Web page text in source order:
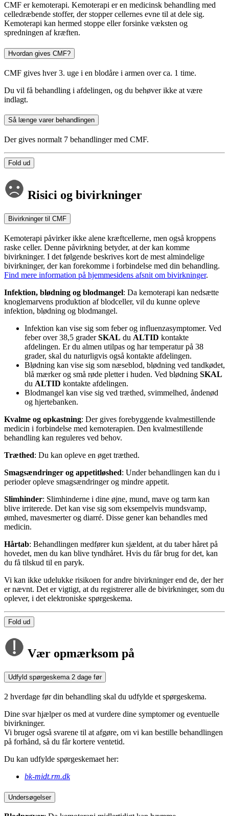
CMF er kemoterapi. Kemoterapi er en medicinsk behandling med
celledræbende stoffer, der stopper cellernes evne til at dele sig.
Kemoterapi kan hermed stoppe eller forsinke væksten og
spredningen af kræften.
Hvordan gives CMF?
CMF gives hver 3. uge i en blodåre i armen over ca. 1 time.
Du vil få behandling i afdelingen, og du behøver ikke at være
indlagt.
Så længe varer behandlingen
Der gives normalt 7 behandlinger med CMF.
Fold ud
Risici og bivirkninger
Bivirkninger til CMF
Kemoterapi påvirker ikke alene kræftcellerne, men også kroppens
raske celler. Denne påvirkning betyder, at der kan komme
bivirkninger. I det følgende beskrives kort de mest almindelige
bivirkninger, der kan forekomme i forbindelse med din behandling.
Find mere information på hjemmesidens afsnit om bivirkninger.
Infektion, blødning og blodmangel: Da kemoterapi kan nedsætte
knoglemarvens produktion af blodceller, vil du kunne opleve
infektion, blødning og blodmangel.
Infektion kan vise sig som feber og influenzasymptomer. Ved
feber over 38,5 graderSKAL du ALTID kontakte
afdelingen. Er du almen utilpas og har temperatur på 38
grader, skal du naturligvis også kontakte afdelingen.
Blødning kan vise sig som næseblod, blødning ved tandkødet,
blå mærker og små røde pletter i huden. Ved blødning SKAL
du ALTID kontakte afdelingen.
Blodmangel kan vise sig ved træthed, svimmelhed, åndenød
og hjertebanken.
Kvalme og opkastning: Der gives forebyggende kvalmestillende
medicin i forbindelse med kemoterapien. Den kvalmestillende
behandling kan reguleres ved behov.
Træthed: Du kan opleve en øget træthed.
Smagsændringer og appetitløshed: Under behandlingen kan du i
perioder opleve smagsændringer og mindre appetit.
Slimhinder: Slimhinderne i dine øjne, mund, mave og tarm kan
blive irriterede. Det kan vise sig som eksempelvis mundsvamp,
ømhed, mavesmerter og diarré. Disse gener kan behandles med
medicin.
Hårtab: Behandlingen medfører kun sjældent, at du taber håret på
hovedet, men du kan blive tyndhåret. Hvis du får brug for det, kan
du få tilskud til en paryk.
Vi kan ikke udelukke risikoen for andre bivirkninger end de, der her
er nævnt. Det er vigtigt, at du registrerer alle de bivirkninger, som du
oplever, i det elektroniske spørgeskema.
Fold ud
Vær opmærksom på
Udfyld spørgeskema 2 dage før
2 hverdage før din behandling skal du udfylde et spørgeskema.
Dine svar hjælper os med at vurdere dine symptomer og eventuelle
bivirkninger.
Vi bruger også svarene til at afgøre, om vi kan bestille behandlingen
på forhånd, så du får kortere ventetid.
Du kan udfylde spørgeskemaet her:
bk-midt.rm.dk
Undersøgelser